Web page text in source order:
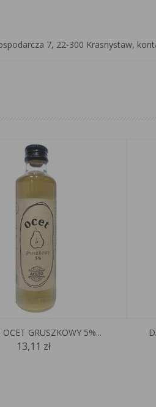
7, 22-300 Krasnystaw,
OCET GRUSZKOWY 5%...
13,11 zł